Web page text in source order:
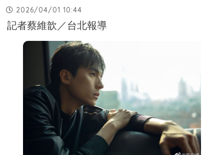
2026/04/01 10:44
記者蔡維歆／台北報導